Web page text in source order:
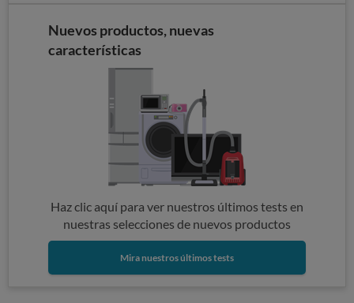
Nuevos productos, nuevas
características
Haz clic aquí para ver nuestros últimos tests en
nuestras selecciones de nuevos productos
Mira nuestros últimos tests